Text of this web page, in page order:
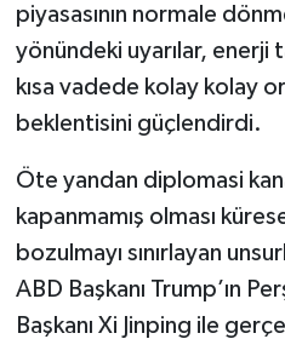
piyasasının normale
yönündeki uyarılar, enerji
kısa vadede kolay kolay
beklentisini güçlendirdi.
Öte yandan diplomasi
kapanmamış olması
bozulmayı sınırlayan
ABD Başkanı Trump’ın
Başkanı Xi Jinping ile